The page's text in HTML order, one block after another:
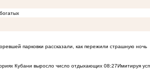
парковки рассказали, как пережили страшную ночь
Кубани выросло число отдыхающих 08:27Имитируя